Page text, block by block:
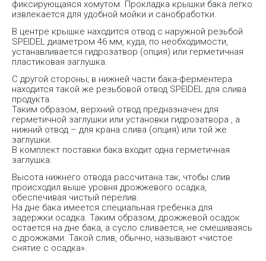
фиксирующаяся хомутом. Прокладка крышки бака легко
извлекается для удобной мойки и санобработки.
В центре крышке находится отвод с наружной резьбой
SPEIDEL диаметром 46 мм, куда, по необходимости,
устанавливается гидрозатвор (опция) или герметичная
пластиковая заглушка.
С другой стороны, в нижней части бака-ферментера
находится такой же резьбовой отвод SPEIDEL для слива
продукта.
Таким образом, верхний отвод предназначен для
герметичной заглушки или установки гидрозатвора , а
нижний отвод – для крана слива (опция) или той же
заглушки.
В комплект поставки бака входит одна герметичная
заглушка.
Высота нижнего отвода рассчитана так, чтобы слив
происходил выше уровня дрожжевого осадка,
обеспечивая чистый перелив.
На дне бака имеется специальная гребенка для
задержки осадка. Таким образом, дрожжевой осадок
остается на дне бака, а сусло сливается, не смешиваясь
с дрожжами. Такой слив, обычно, называют «чистое
снятие с осадка».